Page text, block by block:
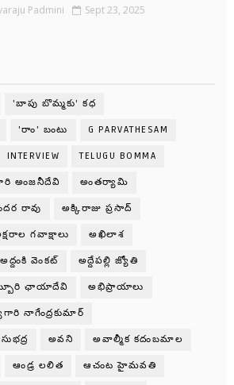
Padmini Sept 23, 2025
'బాపు బొమ్మకు' కధ
'రాం' బంటు G PARVATHESAM
INTERVIEW TELUGU BOMMA
అంజనీదేవి అంతర్యామి
రావు అక్కిరాజు ప్రసాద్
గవాక్షాలు అఖిలాశ
అద్దంకి వెంకట్ అద్దేపల్లి జ్యోతి
ఛాయాదేవి అభిప్రాయాలు
నాగేంద్రకుమార్
అవని అవాల్మీక కదంబమాల
ఆండ్ర లలిత ఆచంట హైమవతి